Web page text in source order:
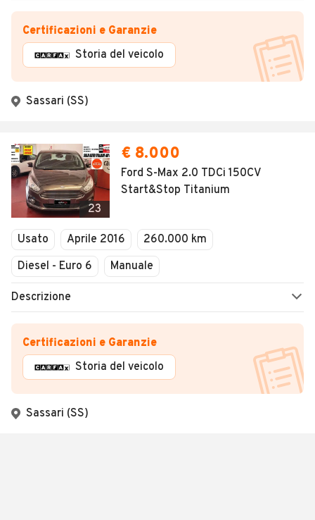
Certificazioni e Garanzie
Storia del veicolo
Sassari (SS)
23
€ 8.000
Ford S-Max 2.0 TDCi 150CV
Start&Stop Titanium
Usato Aprile 2016
260.000 km
Diesel - Euro 6
Manuale
Descrizione
Certificazioni e Garanzie
Storia del veicolo
Sassari (SS)